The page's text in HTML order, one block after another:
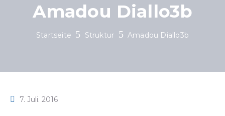
Amadou Diallo3b
Startseite Struktur Amadou Diallo3b
7. Juli. 2016